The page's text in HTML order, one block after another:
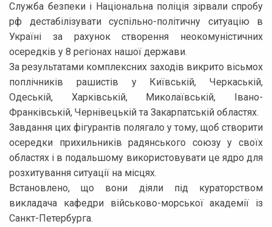
Служба безпеки і Національна поліція зірвали спробу
рф дестабілізувати суспільно-політичну ситуацію в
Україні за рахунок створення неокомуністичних
осередків у 8 регіонах нашої держави.
За результатами комплексних заходів викрито вісьмох
поплічників рашистів у Київській, Черкаській,
Одеській, Харківській, Миколаївській, Івано-
Франківській, Чернівецькій та Закарпатській областях.
Завдання цих фігурантів полягало у тому, щоб створити
осередки прихильників радянського союзу у своїх
областях і в подальшому використовувати це ядро для
розхитування ситуації на місцях.
Встановлено, що вони діяли під кураторством
викладача кафедри військово-морської академії із
Санкт-Петербурга.